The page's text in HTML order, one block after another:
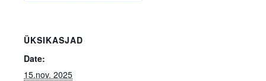
ÜKSIKASJAD
Date:
15.nov. 2025